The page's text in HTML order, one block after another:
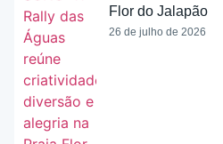
Flor do Jalapão
26 de julho de 2026